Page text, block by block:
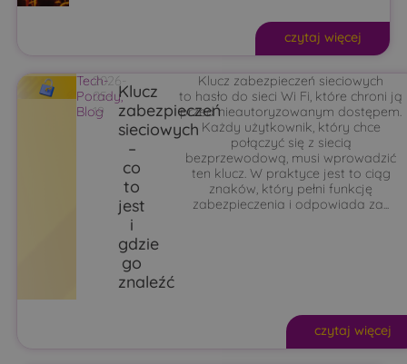
czytaj więcej
Tech-
Porady,
Blog
2026-
05-
19
Klucz
zabezpieczeń
sieciowych
–
co
to
jest
i
gdzie
go
znaleźć
Klucz zabezpieczeń sieciowych
to hasło do sieci Wi Fi, które chroni ją
przed nieautoryzowanym dostępem.
Każdy użytkownik, który chce
połączyć się z siecią
bezprzewodową, musi wprowadzić
ten klucz. W praktyce jest to ciąg
znaków, który pełni funkcję
zabezpieczenia i odpowiada za...
czytaj więcej